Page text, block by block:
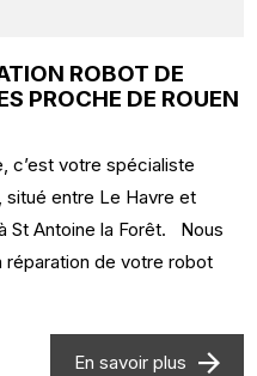
ROBOT DE
PROCHE DE ROUEN
c’est votre spécialiste
entre Le Havre et
St Antoine la Forêt. Nous
réparation de votre robot
En savoir plus